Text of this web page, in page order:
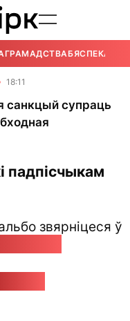
ГРАМАДСТВАБЯСПЕКА
18:11
санкцый супраць
падпісчыкам
звярніцеся ў